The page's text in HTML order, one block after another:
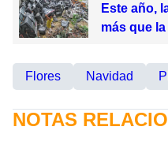
Este año,
más que
Flores Navidad
NOTAS